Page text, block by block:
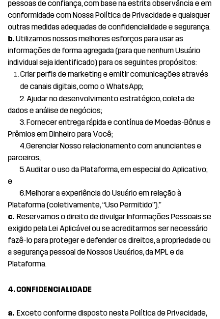
pessoas de confiança, com base na estrita observância e em
conformidade com Nossa Política de Privacidade e quaisquer
outras medidas adequadas de confidencialidade e segurança.
b.Utilizamos nossos melhores esforços para usar as
informações de forma agregada (para que nenhum Usuário
individual seja identificado) para os seguintes propósitos:
Criar perfis de marketing e emitir comunicações através
de canais digitais, como o WhatsApp;
2. Ajudar no desenvolvimento estratégico, coleta de
dados e análise de negócios;
3. Fornecer entrega rápida e contínua de Moedas-Bônus e
Prêmios em Dinheiro para Você;
4.Gerenciar Nosso relacionamento com anunciantes e
parceiros;
5.Auditar o uso da Plataforma, em especial do Aplicativo;
e
6.Melhorar a experiência do Usuário em relação à
Plataforma (coletivamente, “Uso Permitido”)."
c. Reservamos o direito de divulgar Informações Pessoais se
exigido pela Lei Aplicável ou se acreditarmos ser necessário
fazê-lo para proteger e defender os direitos, a propriedade ou
a segurança pessoal de Nossos Usuários, da MPL e da
Plataforma.
4. CONFIDENCIALIDADE
a. Exceto conforme disposto nesta Política de Privacidade,